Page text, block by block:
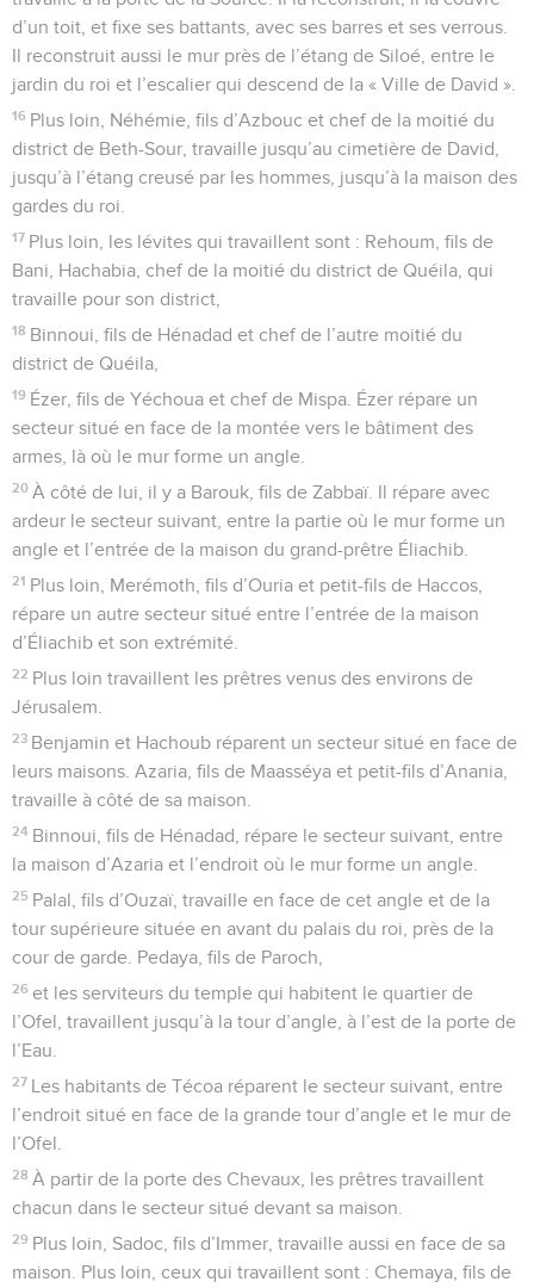
d’un toit, et fixe ses battants, avec ses barres et ses verrous.
Il reconstruit aussi le mur près de l’étang de Siloé, entre le
jardin du roi et l’escalier qui descend de la « Ville de David ».
16 Plus loin, Néhémie, fils d’Azbouc et chef de la moitié du
district de Beth-Sour, travaille jusqu’au cimetière de David,
jusqu’à l’étang creusé par les hommes, jusqu’à la maison des
gardes du roi.
17 Plus loin, les lévites qui travaillent sont : Rehoum, fils de
Bani, Hachabia, chef de la moitié du district de Quéila, qui
travaille pour son district,
18 Binnoui, fils de Hénadad et chef de l’autre moitié du
district de Quéila,
19 Ézer, fils de Yéchoua et chef de Mispa. Ézer répare un
secteur situé en face de la montée vers le bâtiment des
armes, là où le mur forme un angle.
20 À côté de lui, il y a Barouk, fils de Zabbaï. Il répare avec
ardeur le secteur suivant, entre la partie où le mur forme un
angle et l’entrée de la maison du grand-prêtre Éliachib.
21 Plus loin, Merémoth, fils d’Ouria et petit-fils de Haccos,
répare un autre secteur situé entre l’entrée de la maison
d’Éliachib et son extrémité.
22 Plus loin travaillent les prêtres venus des environs de
Jérusalem.
23 Benjamin et Hachoub réparent un secteur situé en face de
leurs maisons. Azaria, fils de Maasséya et petit-fils d’Anania,
travaille à côté de sa maison.
24 Binnoui, fils de Hénadad, répare le secteur suivant, entre
la maison d’Azaria et l’endroit où le mur forme un angle.
25 Palal, fils d’Ouzaï, travaille en face de cet angle et de la
tour supérieure située en avant du palais du roi, près de la
cour de garde. Pedaya, fils de Paroch,
26 et les serviteurs du temple qui habitent le quartier de
l’Ofel, travaillent jusqu’à la tour d’angle, à l’est de la porte de
l’Eau.
27 Les habitants de Técoa réparent le secteur suivant, entre
l’endroit situé en face de la grande tour d’angle et le mur de
l’Ofel.
28 À partir de la porte des Chevaux, les prêtres travaillent
chacun dans le secteur situé devant sa maison.
29 Plus loin, Sadoc, fils d’Immer, travaille aussi en face de sa
maison. Plus loin, ceux qui travaillent sont : Chemaya, fils de